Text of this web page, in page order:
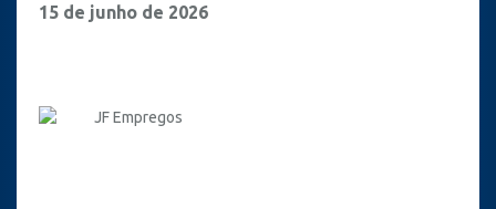
15 de junho de 2026
JF Empregos